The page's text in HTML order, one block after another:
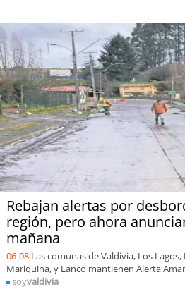
Rebajan alertas por
región, pero ahora
mañana
06-08 Las comunas de Valdivia, Los
Mariquina, y Lanco mantienen Alerta
soyvaldivia